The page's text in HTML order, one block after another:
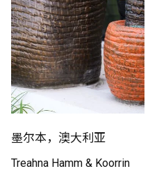
墨尔本，澳大利亚
Treahna Hamm & Koorrin